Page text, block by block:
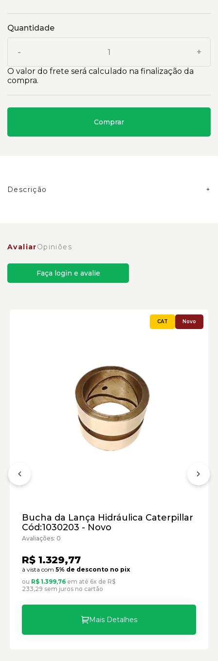
Quantidade
- +
O valor do frete será calculado na finalização da
compra.
Comprar
Descrição
AvaliarOpiniões
Faça login e avalie
Novo
Bucha da Lança Hidráulica Caterpillar
Cód:1030203 - Novo
Avaliações: 0
R$ 1.329,77
à vista com 5% de desconto no pix
ou R$ 1.399,76 em até 6x de R$
233,29 sem juros no cartão
Mais Detalhes